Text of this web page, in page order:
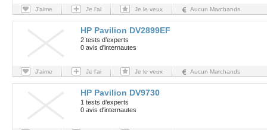
J'aime Je l'ai Je le veux Aucun Marchands
HP Pavilion DV2899EF
2 tests d’experts
0 avis d'internautes
J'aime Je l'ai Je le veux Aucun Marchands
HP Pavilion DV9730
1 tests d’experts
0 avis d'internautes